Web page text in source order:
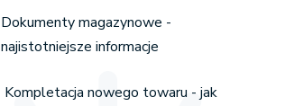
Dokumenty magazynowe -
najistotniejsze informacje
Kompletacja nowego towaru - jak